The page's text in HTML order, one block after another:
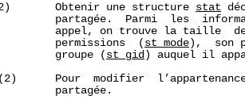
Obtenir une structure stat
partagée.  Parmi  les
appel, on trouve la taille
permissions  (
st_mode ),  son
groupe (
st_gid ) auquel il
(2)      Pour  modifier
partagée.